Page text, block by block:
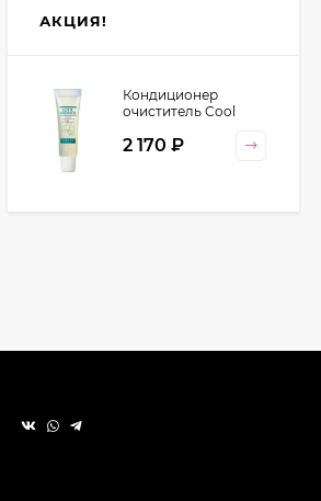
АКЦИЯ!
Кондиционер
очиститель Cool
Cosmetics, 130 гр
2 170 ₽